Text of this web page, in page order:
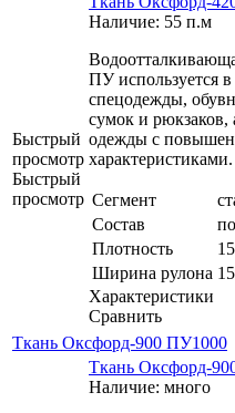
Быстрый
просмотр
Быстрый
просмотр
Наличие: 55 п.м
ПУ используется в
спецодежды,
сумок и рюкзаков,
одежды с
характеристиками.
Сегмент
Состав
Плотность
Ширина рулона
Характеристики
Сравнить
Ткань Оксфорд-900 ПУ1000
Ткань Оксфорд-
Наличие: много